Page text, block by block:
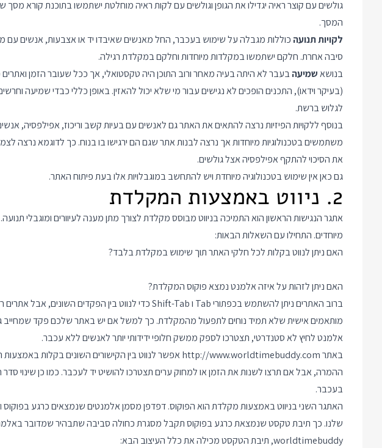
גולשים עם קוצר ראיה יגדילו את הגופן וגולשים עם לקות ראיה מוחלטת ישתמשו בתוכנת קורא
המסך.
לקויות תנועה כוללות מגבלה על שימוש בעכבר, החל מאנשים שאיבדו יד או אצבעות, אנשים עם
סיבה אחרת. חלקם ישתמשו במקלדות מיוחדות וחלקם במקלדת רגילה.
בנושאשמיעהבעבר לא היתה בעיה מאחר ורוב התוכן היה טקסטואלי, אך ככל שעובר הזמן
(בעיקר וידאו), התכנים הופכים לא נגישים עבור מי שלא יכול להאזין. באופן כללי כבדי שמיעה
לגלוש ברשת.
בנוסף ללקויות הפיזיות נרצה להתאים את האתר גם לאנשים עם בעיות קשב וריכוז, אפילפסיה,
משתמשים בטכנולוגיות מיוחדות אך נרצה לבנות אתר שגם הם ירגישו בו בנוח. כך לדוגמא נרצה
את הסיכוי להתקף אפילפסיה אצל גולשים.
גם כאן אין שימוש בטכנולוגיה מיוחדת ויש להתחשב במוגבלויות אלו בעת פיתוח האתר.
2. ניווט באמצעות המקלדת
אתגר הנגישות הראשון הוא התמיכה בניווט מבוסס מקלדת לצורך מתן מענה לעיוורים ומוגבלי
מיוחדים. התחילו עם השאלות הבאות:
האם ניתן לנווט בקלות לכל חלקי האתר תוך שימוש במקלדת בלבד?
האם ניתן לזהות על איזה אלמנט נמצא פוקוס המקלדת?
מותאמים אישית שלא תמיד נוחים לתפעול מהמקלדת. כך למשל אם יש באתר שלכם פקד שמחייב
אלמנט לחיץ לא סטנדרטי, תצטרכו לספק ממשק חלופי ידידותי יותר לאנשים ללא עכבר.
באתרhttp://www.worldtimebuddy.comאפשר לנווט בין הקישורים השונים בקלות
ההמרה, אבל אם תרצו לשנות את הזמן או למחוק ערים תצטרכו להושיט יד לעכבר. כמו כן שינוי
בעכבר.
האתגר השני בניווט באמצעות מקלדת הוא הפוקוס. דפדפן מסמן אלמנטים שנמצאים כרגע
שלנו. כך תיבת טקסט שנמצאת כרגע בפוקוס תקבל מסגרת כחולה סביבה שתבהיר שמדובר
worldtimebuddy, תיבת הטקסט מכילה את כלל העיצוב הבא: